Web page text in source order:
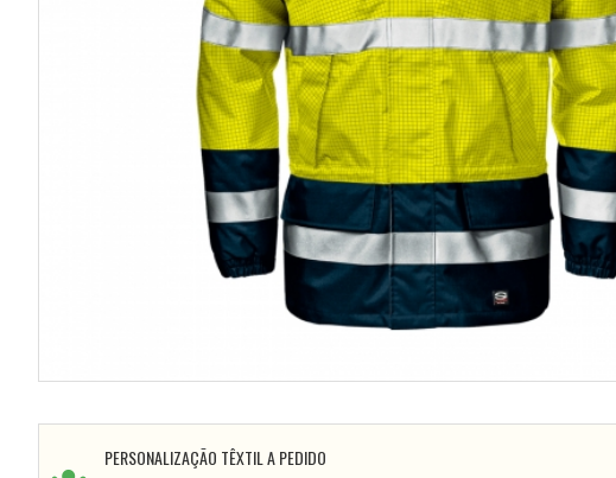
PERSONALIZAÇÃO TÊXTIL A PEDIDO